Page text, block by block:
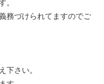
。
務づけられてますのでご
下さい。